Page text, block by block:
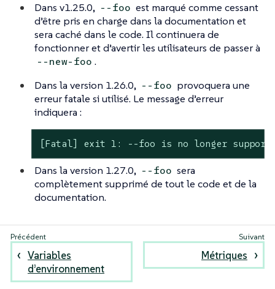
Dans v1.25.0, --foo est marqué comme cessant
d’être pris en charge dans la documentation et
sera caché dans le code. Il continuera de
fonctionner et d’avertir les utilisateurs de passer à
--new-foo .
Dans la version 1.26.0, --foo provoquera une
erreur fatale si utilisé. Le message d’erreur
indiquera :
[Fatal] exit 1: --foo is no longer
Dans la version 1.27.0, --foo sera
complètement supprimé de tout le code et de la
documentation.
Variables
d’environnement
Métriques